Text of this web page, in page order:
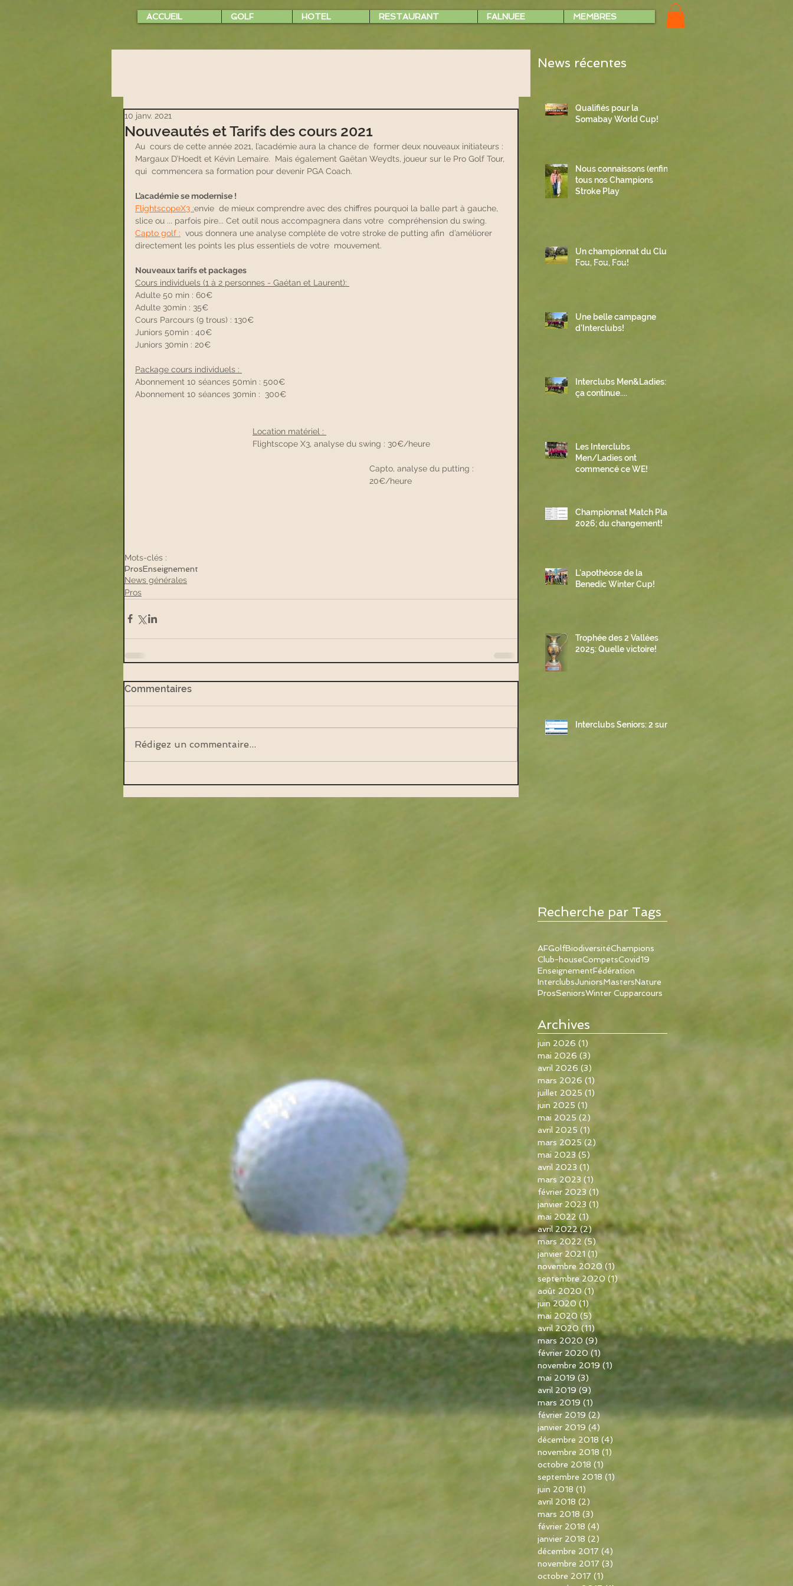
ACCUEIL GOLF HOTEL RESTAURANT FALNUEE MEMBRES
Nouveautés et Tarifs des cours 2021
10 janv. 2021
Au  cours de cette année 2021, l’académie aura la chance de  former deux nouveaux initiateurs :
Margaux D’Hoedt et Kévin Lemaire.  Mais également Gaëtan Weydts, joueur sur le Pro Golf Tour,
qui  commencera sa formation pour devenir PGA Coach.
L’académie se modernise !
FlightscopeX3 :envie  de mieux comprendre avec des chiffres pourquoi la balle part à gauche,
slice ou ... parfois pire... Cet outil nous accompagnera dans votre  compréhension du swing.
Capto golf :
  vous donnera une analyse complète de votre stroke de putting afin  d’améliorer
directement les points les plus essentiels de votre  mouvement.
Nouveaux tarifs et packages
Cours individuels (1 à 2 personnes - Gaétan et Laurent):
Adulte 50 min : 60€
Adulte 30min : 35€
Cours Parcours (9 trous) : 130€
Juniors 50min : 40€
Juniors 30min : 20€
Package cours individuels :
Abonnement 10 séances 50min : 500€
Abonnement 10 séances 30min :  300€
Location matériel :
Flightscope X3, analyse du swing : 30€/heure
Capto, analyse du putting :
20€/heure
Mots-clés :
ProsEnseignement
News générales
Pros
Commentaires
Rédigez un commentaire...
News récentes
Qualifiés pour la
Somabay World Cup!
Nous connaissons (enfin)
tous nos Champions
Stroke Play
Un championnat du Club
Fou, Fou, Fou!
Une belle campagne
d'Interclubs!
Interclubs Men&Ladies:
ça continue....
Les Interclubs
Men/Ladies ont
commencé ce WE!
Championnat Match Play
2026; du changement!
L'apothéose de la
Benedic Winter Cup!
Trophée des 2 Vallées
2025: Quelle victoire!
Interclubs Seniors: 2 sur 3
Recherche par Tags
AFGolfBiodiversitéChampions
Club-houseCompetsCovid19
EnseignementFédération
InterclubsJuniorsMastersNature
ProsSeniorsWinter Cupparcours
Archives
juin 2026 (1)
mai 2026 (3)
avril 2026 (3)
mars 2026 (1)
juillet 2025 (1)
juin 2025 (1)
mai 2025 (2)
avril 2025 (1)
mars 2025 (2)
mai 2023 (5)
avril 2023 (1)
mars 2023 (1)
février 2023 (1) 1 post
janvier 2023 (1)
mai 2022 (1)
avril 2022 (2)2 posts
mars 2022 (5) 5 posts
janvier 2021 (1)1 post
novembre 2020 (1) 1 post
septembre 2020 (1)1 post
août 2020 (1)1 post
juin 2020 (1)1 post
mai 2020 (5)
avril 2020 (11) 11 posts
mars 2020 (9) 9 posts
février 2020 (1)
novembre 2019 (1)
mai 2019 (3)
avril 2019 (9) 9 posts
mars 2019 (1)
février 2019 (2)2 posts
janvier 2019 (4)
décembre 2018 (4)
novembre 2018 (1)
octobre 2018 (1)
septembre 2018 (1)
juin 2018 (1)
avril 2018 (2)
mars 2018 (3)
février 2018 (4)
janvier 2018 (2)
décembre 2017 (4)
novembre 2017 (3)
octobre 2017 (1)